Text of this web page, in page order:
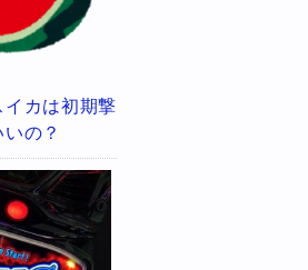
イカは初期撃
の？